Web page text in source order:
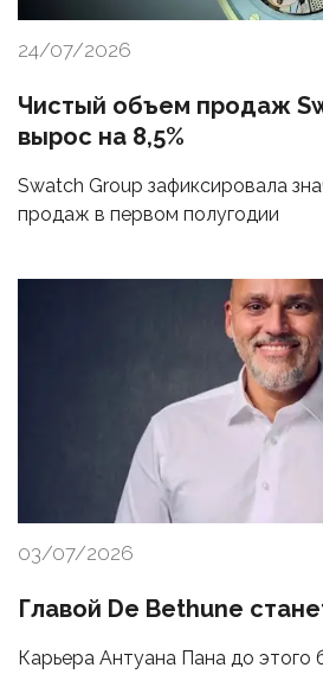
24/07/2026
Чистый объем продаж
вырос на 8,5%
Swatch Group зафиксировала
продаж в первом полугодии
03/07/2026
Главой De Bethune
Карьера Антуана Пана до этого